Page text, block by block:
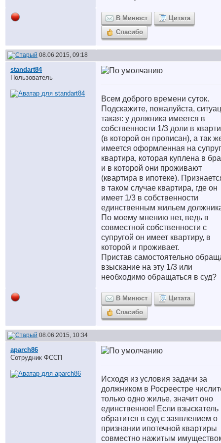
В Минюст
Цитата
Спасибо
08.06.2015, 09:18
standart84
Пользователь
Всем доброго времени суток.
Подскажите, пожалуйста,
такая: у должника имеется в
собственности 1/3 доли в
(в которой он прописан), а так
имеется оформленная на
квартира, которая куплена в
и в которой они проживают
(квартира в ипотеке).
в таком случае квартира, где он
имеет 1/3 в собственности
единственным жильем
По моему мнению нет, ведь в
совместной собственности с
супругой он имеет квартиру, в
которой и проживает.
Пристав самостоятельно
взыскание на эту 1/3 или
необходимо обращаться в суд?
В Минюст
Цитата
Спасибо
08.06.2015, 10:34
aparch86
Сотрудник ФССП
Исходя из условия задачи за
должником в Росреестре
только одно жилье, значит оно
единственное! Если взыскатель
обратится в суд с заявлением о
признании ипотечной квартиры
совместно нажитым